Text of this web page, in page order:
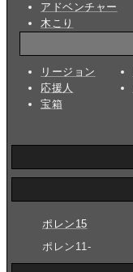
アドベンチャー
木こり
リージョン
応援人
宝箱
ポレン15
ポレン11-